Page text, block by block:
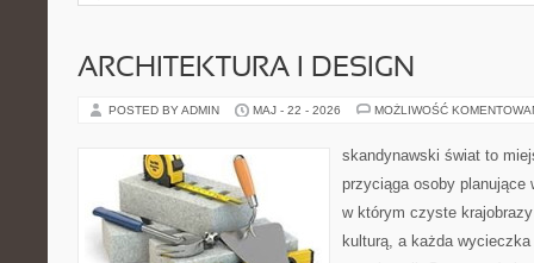
ARCHITEKTURA I DESIGN
POSTED BY ADMIN MAJ - 22 - 2026 MOŻLIWOŚĆ
skandynawski świat to
przyciąga osoby planujące
w którym czyste
kulturą, a każda